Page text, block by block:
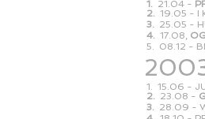
1. 21.04 -
2. 19.05 - I
3. 25.05 -
4. 17.08,
5. 08.12 -
1. 15.06 -
2. 23.08 -
3. 28.09 -